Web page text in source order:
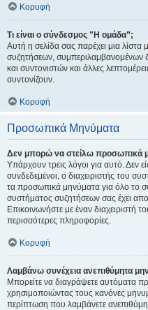
Κορυφή
Τι είναι ο σύνδεσμος "Η ομάδα”;
Αυτή η σελίδα σας παρέχει μια
συζητήσεων, συμπεριλαμβανομένων
και συντονιστών και άλλες
συντονίζουν.
Κορυφή
Προσωπικά Μηνύματα
Δεν μπορώ να στείλω προσωπικά
Υπάρχουν τρεις λόγοι για αυτό. Δεν
συνδεδεμένοι, ο διαχειριστής του
τα προσωπικά μηνύματα για όλο το
συστήματος συζητήσεων σας έχει
Επικοινωνήστε με έναν διαχειριστή
περισσότερες πληροφορίες.
Κορυφή
Λαμβάνω συνέχεια ανεπιθύμητα
Μπορείτε να διαγράψετε αυτόματα
χρησιμοποιώντας τους κανόνες
περίπτωση που λαμβάνετε